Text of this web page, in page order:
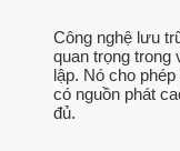
Công nghệ lưu
quan trọng trong
lập. Nó cho
có nguồn phát
đủ.